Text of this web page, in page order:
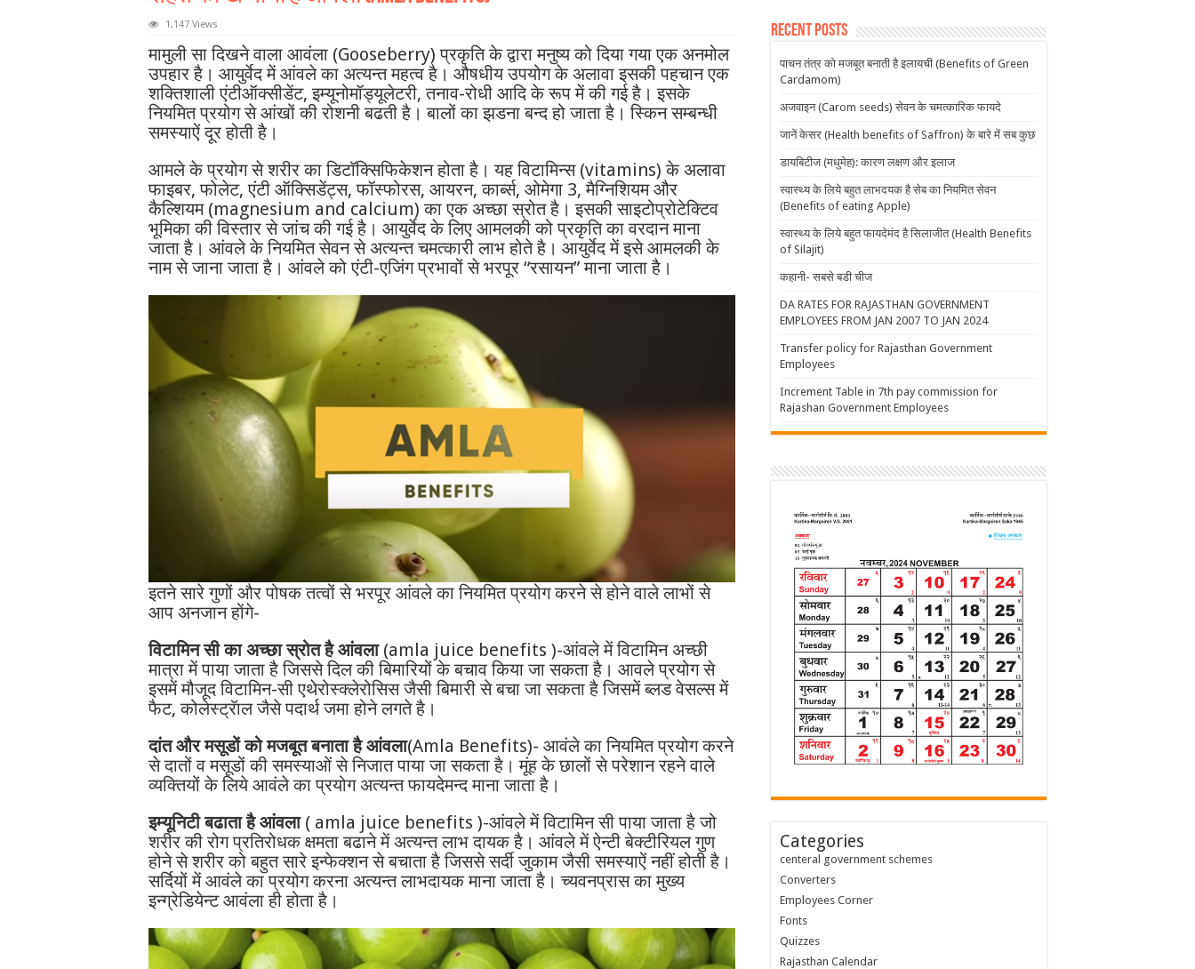
1,147 Views
मामुली सा दिखने वाला आवंला (Gooseberry) प्रकृति के द्वारा मनुष्य को दिया गया एक अनमोल
उपहार है। आयुर्वेद में आंवले का अत्यन्त महत्व है। औषधीय उपयोग के अलावा इसकी पहचान एक
शक्तिशाली एंटीऑक्सीडेंट, इम्यूनोमॉड्यूलेटरी, तनाव-रोधी आदि के रूप में की गई है। इसके
नियमित प्रयोग से आंखों की रोशनी बढती है। बालों का झडना बन्द हो जाता है। स्किन सम्बन्धी
समस्याऐं दूर होती है।
आमले के प्रयोग से शरीर का डिटाॅक्सिफिकेशन होता है। यह विटामिन्स (vitamins) के अलावा
फाइबर, फोलेट, एंटी ऑक्सिडेंट्स, फॉस्फोरस, आयरन, कार्ब्स, ओमेगा 3, मैग्निशियम और
कैल्शियम (magnesium and calcium) का एक अच्छा स्रोत है। इसकी साइटोप्रोटेक्टिव
भूमिका की विस्तार से जांच की गई है। आयुर्वेद के लिए आमलकी को प्रकृति का वरदान माना
जाता है। आंवले के नियमित सेवन से अत्यन्त चमत्कारी लाभ होते है। आयुर्वेद में इसे आमलकी के
नाम से जाना जाता है। आंवले को एंटी-एजिंग प्रभावों से भरपूर “रसायन” माना जाता है।
इतने सारे गुणों और पोषक तत्वों से भरपूर आंवले का नियमित प्रयोग करने से होने वाले लाभों से
आप अनजान होंगे-
विटामिन सी का अच्छा स्रोत है आंवला (amla juice benefits )-आंवले में विटामिन अच्छी
मात्रा में पाया जाता है जिससे दिल की बिमारियों के बचाव किया जा सकता है। आवले प्रयोग से
इसमें मौजूद विटामिन-सी एथेरोस्क्लेरोसिस जैसी बिमारी से बचा जा सकता है जिसमें ब्लड वेसल्स में
फैट, कोलेस्ट्रॅाल जैसे पदार्थ जमा होने लगते है।
दांत और मसूडों को मजबूत बनाता है आंवला(Amla Benefits)- आवंले का नियमित प्रयोग करने
से दातों व मसूडों की समस्याओं से निजात पाया जा सकता है। मूंह के छालों से परेशान रहने वाले
व्यक्तियों के लिये आवंले का प्रयोग अत्यन्त फायदेमन्द माना जाता है।
इम्यूनिटी बढाता है आंवला( amla juice benefits )-आंवले में विटामिन सी पाया जाता है जो
शरीर की रोग प्रतिरोधक क्षमता बढाने में अत्यन्त लाभ दायक है। आंवले में ऐन्टी बेक्टीरियल गुण
होने से शरीर को बहुत सारे इन्फेक्शन से बचाता है जिससे सर्दी जुकाम जैसी समस्याऐं नहीं होती है।
सर्दियों में आवंले का प्रयोग करना अत्यन्त लाभदायक माना जाता है। च्यवनप्रास का मुख्य
इन्ग्रेडियेन्ट आवंला ही होता है।
Recent Posts
पाचन तंत्र को मजबूत बनाती है इलायची (Benefits of Green
Cardamom)
अजवाइन (Carom seeds) सेवन के चमत्कारिक फायदे
जानें केसर (Health benefits of Saffron) के बारे में सब कुछ
डायबिटीज (मधुमेह): कारण लक्षण और इलाज
स्वास्थ्य के लिये बहुत लाभदयक है सेब का नियमित सेवन
(Benefits of eating Apple)
स्वास्थ्य के लिये बहुत फायदेमंद है सिलाजीत (Health Benefits
of Silajit)
कहानी- सबसे बडी चीज
DA RATES FOR RAJASTHAN GOVERNMENT
EMPLOYEES FROM JAN 2007 TO JAN 2024
Transfer policy for Rajasthan Government
Employees
Increment Table in 7th pay commission for
Rajashan Government Employees
Categories
centeral government schemes
Converters
Employees Corner
Fonts
Quizzes
Rajasthan Calendar